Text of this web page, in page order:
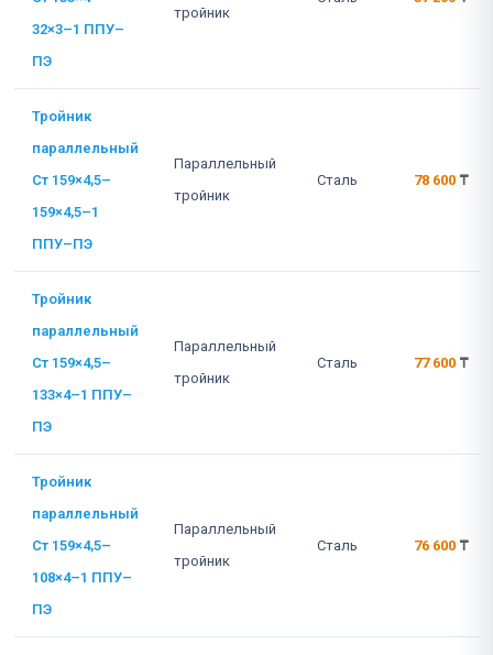
32×3–1 ППУ–
ПЭ
тройник
Тройник
параллельный
Ст 159×4,5–
159×4,5–1
ППУ–ПЭ
Параллельный
тройник
Сталь 78 600 ₸
Тройник
параллельный
Ст 159×4,5–
133×4–1 ППУ–
ПЭ
Параллельный
тройник
Сталь 77 600 ₸
Тройник
параллельный
Ст 159×4,5–
108×4–1 ППУ–
ПЭ
Параллельный
тройник
Сталь 76 600 ₸